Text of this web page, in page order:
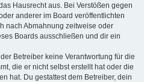
Hausrecht aus. Bei Verstößen gegen
anderer im Board veröffentlichten
nach Abmahnung zeitweise oder
Boards ausschließen und dir ein
Betreiber keine Verantwortung für die
die er nicht selbst erstellt hat oder die
hat. Du gestattest dem Betreiber, dein